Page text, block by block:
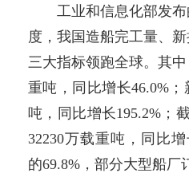
工业和信息化部发布
度，我国造船完工量、
三大指标领跑全球。其
重吨，同比增长46.0%
吨，同比增长195.2%；
32230万载重吨，同比
的69.8%，部分大型船厂